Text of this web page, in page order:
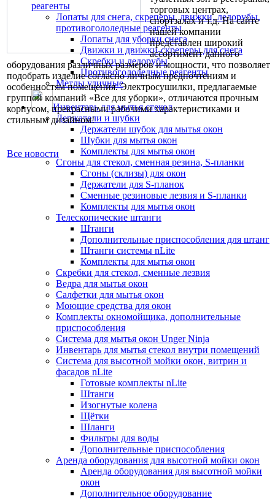
реагенты
Лопаты для снега, скреперы, движки, ледорубы,
противогололедные реагенты
Лопаты для уборки снега
Движки и движки-скреперы для снега
Скребки и ледорубы
Противогололедные реагенты
Метлы уличные
Инвентарь для мытья стекол
Держатели и шубки
Держатели шубок для мытья окон
Шубки для мытья окон
Комплекты для мытья окон
Сгоны для стекол, сменная резина, S-планки
Сгоны (склизы) для окон
Держатели для S-планок
Сменные резиновые лезвия и S-планки
Комплекты для мытья окон
Телескопические штанги
Штанги
Дополнительные приспособления для штанг
Штанги системы nLite
Комплекты для мытья окон
Скребки для стекол, сменные лезвия
Ведра для мытья окон
Салфетки для мытья окон
Моющие средства для окон
Комплекты окномойщика, дополнительные
приспособления
Система для мытья окон Unger Ninja
Инвентарь для мытья стекол внутри помещений
Система для высотной мойки окон, витрин и
фасадов nLite
Готовые комплекты nLite
Штанги
Изогнутые колена
Щётки
Шланги
Фильтры для воды
Дополнительные приспособления
Аренда оборудования для высотной мойки окон
Аренда оборудования для высотной мойки
окон
Дополнительное оборудование
торговых центрах,
спортзалах и т.д. На сайте
нашей компании
представлен широкий
ассортимент данного
оборудования различных размеров и мощности, что позволяет
подобрать изделие согласно личным предпочтениям и
особенностям помещения. Электросушилки, предлагаемые
группой компаний «Все для уборки», отличаются прочным
корпусом, прекрасными рабочими характеристиками и
стильным дизайном!
Все новости